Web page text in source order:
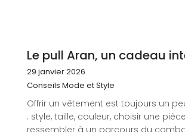
Le pull Aran, un cadeau
29 janvier 2026
Conseils Mode et Style
Offrir un vêtement est toujours un
: style, taille, couleur, choisir une